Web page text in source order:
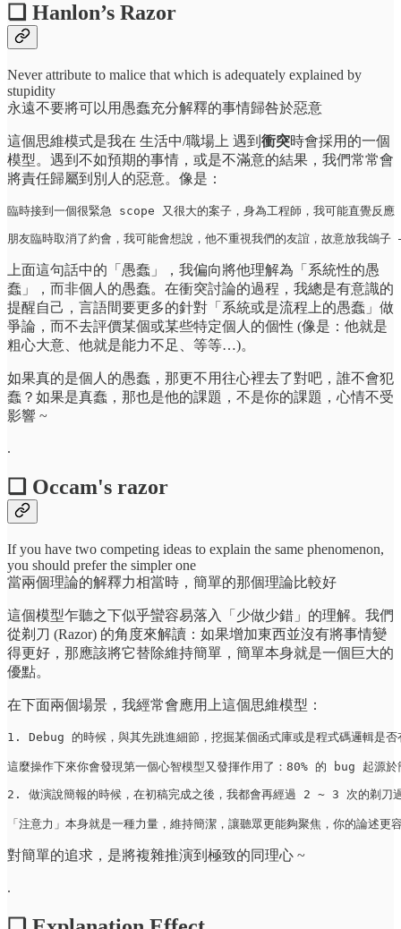
❏ Hanlon’s Razor
Never attribute to malice that which is adequately explained by
stupidity
永遠不要將可以用愚蠢充分解釋的事情歸咎於惡意
這個思維模式是我在 生活中/職場上 遇到 衝突時會採用的一個
模型。遇到不如預期的事情，或是不滿意的結果，我們常常會
將責任歸屬到別人的惡意。像是：
臨時接到一個很緊急 scope 又很大的案子，身為工程師，我可能直覺反
朋友臨時取消了約會，我可能會想說，他不重視我們的友誼，故意放我
上面這句話中的「愚蠢」，我偏向將他理解為「系統性的愚
蠢」，而非個人的愚蠢。在衝突討論的過程，我總是有意識的
提醒自己，言語間要更多的針對「系統或是流程上的愚蠢」做
爭論，而不去評價某個或某些特定個人的個性 (像是：他就是
粗心大意、他就是能力不足、等等…)。
如果真的是個人的愚蠢，那更不用往心裡去了對吧，誰不會犯
蠢？如果是真蠢，那也是他的課題，不是你的課題，心情不受
影響 ~
.
❏ Occam's razor
If you have two competing ideas to explain the same phenomenon,
you should prefer the simpler one
當兩個理論的解釋力相當時，簡單的那個理論比較好
這個模型乍聽之下似乎蠻容易落入「少做少錯」的理解。我們
從剃刀 (Razor) 的角度來解讀：如果增加東西並沒有將事情變
得更好，那應該將它替除維持簡單，簡單本身就是一個巨大的
優點。
在下面兩個場景，我經常會應用上這個思維模型：
1. Debug 的時候，與其先跳進細節，挖掘某個函式庫或是程式碼邏輯是
這麼操作下來你會發現第一個心智模型又發揮作用了：80% 的 bug 起源
2. 做演說簡報的時候，在初稿完成之後，我都會再經過 2 ~ 3 次的剃刀
「注意力」本身就是一種力量，維持簡潔，讓聽眾更能夠聚焦，你的論述更
對簡單的追求，是將複雜推演到極致的同理心 ~
.